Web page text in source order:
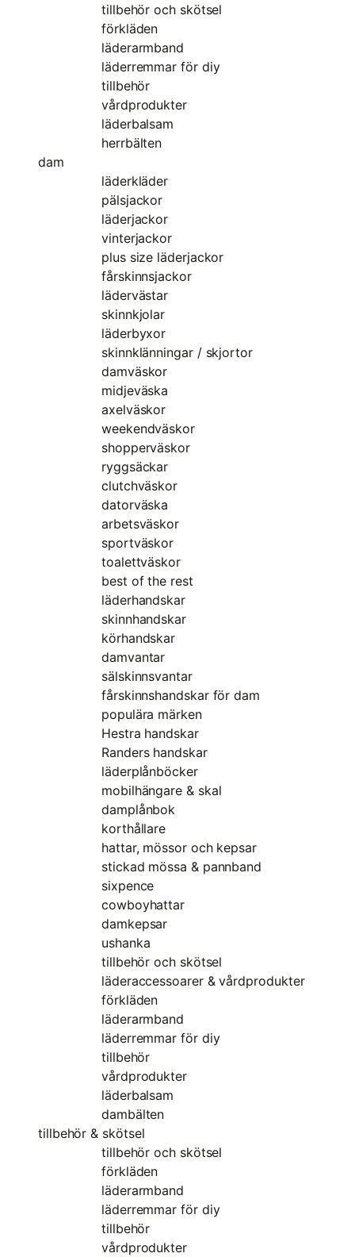
tillbehör och skötsel
förkläden
läderarmband
läderremmar för diy
tillbehör
vårdprodukter
läderbalsam
herrbälten
dam
läderkläder
pälsjackor
läderjackor
vinterjackor
plus size läderjackor
fårskinnsjackor
lädervästar
skinnkjolar
läderbyxor
skinnklänningar / skjortor
damväskor
midjeväska
axelväskor
weekendväskor
shopperväskor
ryggsäckar
clutchväskor
datorväska
arbetsväskor
sportväskor
toalettväskor
best of the rest
läderhandskar
skinnhandskar
körhandskar
damvantar
sälskinnsvantar
fårskinnshandskar för dam
populära märken
Hestra handskar
Randers handskar
läderplånböcker
mobilhängare & skal
damplånbok
korthållare
hattar, mössor och kepsar
stickad mössa & pannband
sixpence
cowboyhattar
damkepsar
ushanka
tillbehör och skötsel
läderaccessoarer & vårdprodukter
förkläden
läderarmband
läderremmar för diy
tillbehör
vårdprodukter
läderbalsam
dambälten
tillbehör & skötsel
tillbehör och skötsel
förkläden
läderarmband
läderremmar för diy
tillbehör
vårdprodukter